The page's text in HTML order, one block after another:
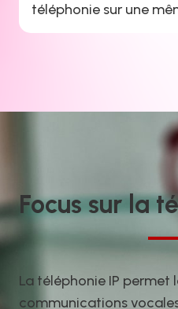
téléphonie sur une
Focus sur la
La téléphonie IP permet
communications